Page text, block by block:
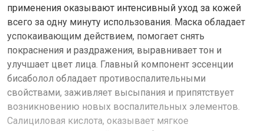
применения оказывают интенсивный уход за кожей
всего за одну минуту использования. Маска обладает
успокаивающим действием, помогает снять
покраснения и раздражения, выравнивает тон и
улучшает цвет лица. Главный компонент эссенции
бисаболол обладает противоспалительными
свойствами, заживляет высыпания и припятствует
возникновению новых воспалительных элементов.
Салициловая кислота, оказывает мягкое